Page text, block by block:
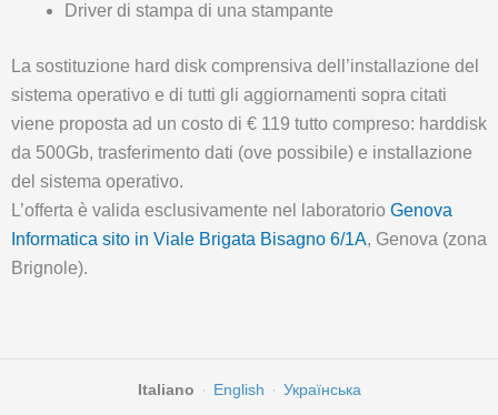
Driver di stampa di una stampante
La sostituzione hard disk comprensiva dell’installazione del
sistema operativo e di tutti gli aggiornamenti sopra citati
viene proposta ad un costo di € 119 tutto compreso: harddisk
da 500Gb, trasferimento dati (ove possibile) e installazione
del sistema operativo.
L’offerta è valida esclusivamente nel laboratorio Genova
Informatica sito in Viale Brigata Bisagno 6/1A, Genova (zona
Brignole).
Italiano · English · Українська